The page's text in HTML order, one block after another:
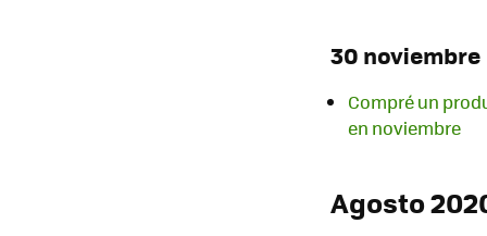
30 noviembre
Compré un
en noviembre
Agosto